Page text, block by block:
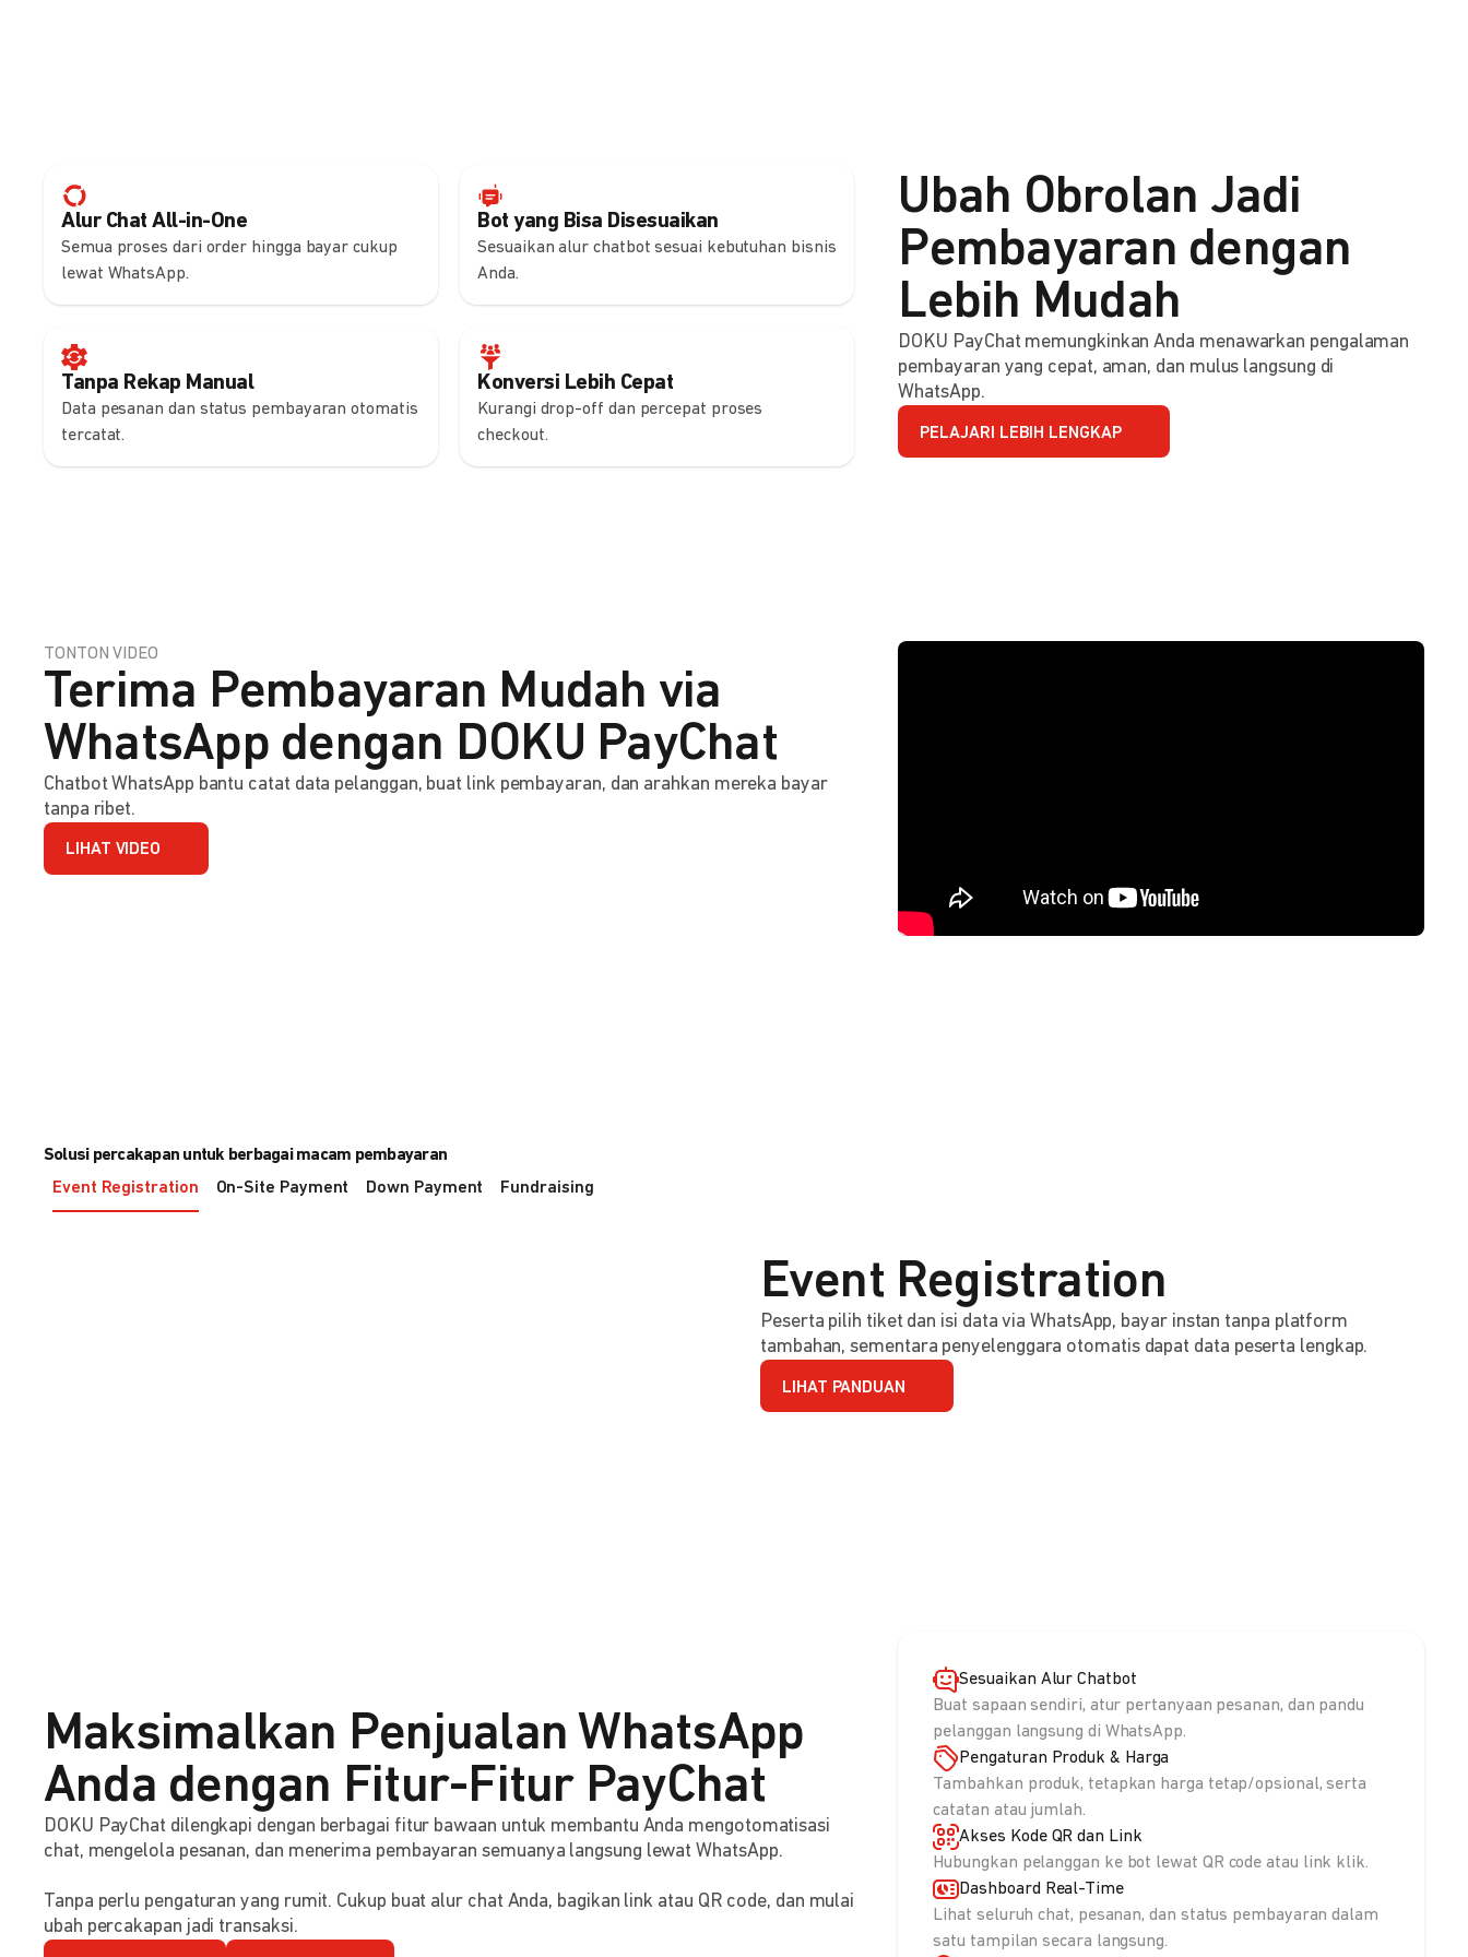
Alur Chat All-in-One
Semua proses dari order hingga bayar cukup
lewat WhatsApp.
Bot yang Bisa Disesuaikan
Sesuaikan alur chatbot sesuai kebutuhan bisnis
Anda.
Tanpa Rekap Manual
Data pesanan dan status pembayaran otomatis
tercatat.
Konversi Lebih Cepat
Kurangi drop-off dan percepat proses
checkout.
Ubah Obrolan Jadi
Pembayaran dengan
Lebih Mudah
DOKU PayChat memungkinkan Anda menawarkan pengalaman
pembayaran yang cepat, aman, dan mulus langsung di
WhatsApp.
PELAJARI LEBIH LENGKAP
TONTON VIDEO
Terima Pembayaran Mudah via
WhatsApp dengan DOKU PayChat
Chatbot WhatsApp bantu catat data pelanggan, buat link pembayaran, dan arahkan mereka bayar
tanpa ribet.
LIHAT VIDEO
Solusi percakapan untuk berbagai macam pembayaran
Event Registration
On-Site Payment Down Payment Fundraising
Event Registration
Peserta pilih tiket dan isi data via WhatsApp, bayar instan tanpa platform
tambahan, sementara penyelenggara otomatis dapat data peserta lengkap.
LIHAT PANDUAN
Maksimalkan Penjualan WhatsApp
Anda dengan Fitur-Fitur PayChat
DOKU PayChat dilengkapi dengan berbagai fitur bawaan untuk membantu Anda mengotomatisasi
chat, mengelola pesanan, dan menerima pembayaran semuanya langsung lewat WhatsApp.
Tanpa perlu pengaturan yang rumit. Cukup buat alur chat Anda, bagikan link atau QR code, dan mulai
ubah percakapan jadi transaksi.
Sesuaikan Alur Chatbot
Buat sapaan sendiri, atur pertanyaan pesanan, dan pandu
pelanggan langsung di WhatsApp.
Pengaturan Produk & Harga
Tambahkan produk, tetapkan harga tetap/opsional, serta
catatan atau jumlah.
Akses Kode QR dan Link
Hubungkan pelanggan ke bot lewat QR code atau link klik.
Dashboard Real-Time
Lihat seluruh chat, pesanan, dan status pembayaran dalam
satu tampilan secara langsung.